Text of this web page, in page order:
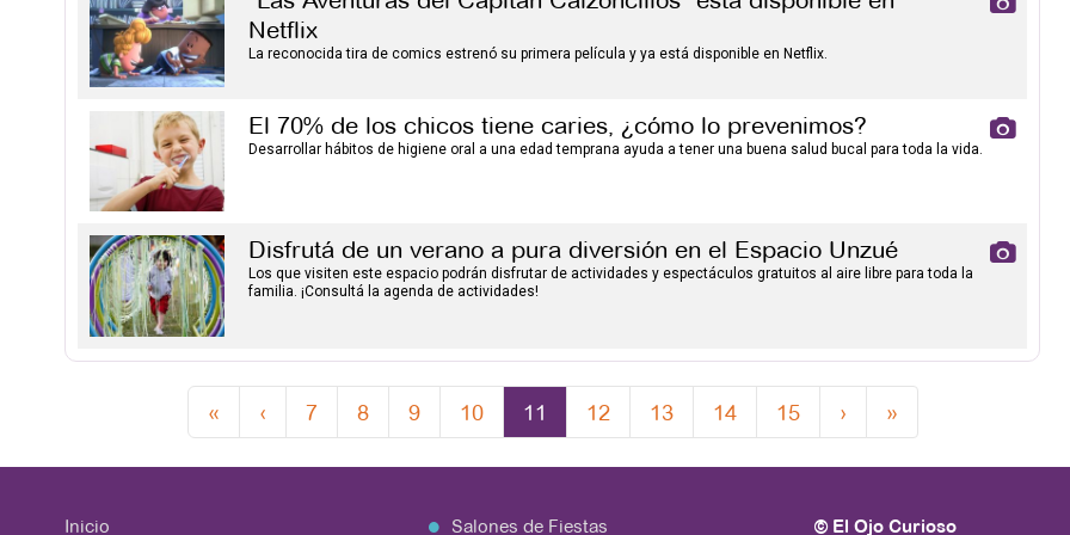
Netflix
La reconocida tira de comics estrenó su primera película y ya está disponible en Netflix.
El 70% de los chicos tiene caries, ¿cómo lo prevenimos?
Desarrollar hábitos de higiene oral a una edad temprana ayuda a tener una buena salud bucal para toda la vida.
Disfrutá de un verano a pura diversión en el Espacio Unzué
Los que visiten este espacio podrán disfrutar de actividades y espectáculos gratuitos al aire libre para toda la
familia. ¡Consultá la agenda de actividades!
« ‹ 7 8 9 10 11 12 13 14 15 › »
Inicio Salones de Fiestas © El Ojo Curioso